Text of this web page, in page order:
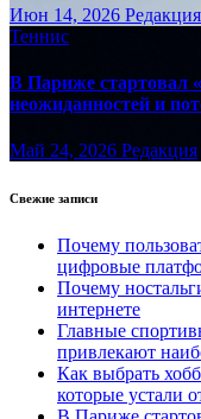
Июн 14, 2026 Редакция
Теннис
В Париже стартовал
неожиданностей и
Май 24, 2026 Редакция
Свежие записи
Почему
цифровые
Почему
интернете
Главные
привлекают
Как выбрать
которые устали